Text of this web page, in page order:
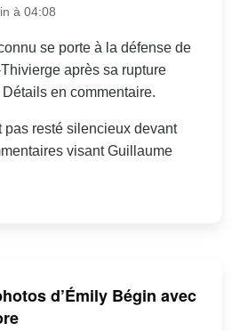
à 04:08
se porte à la défense de
après sa rupture
en commentaire.
pas resté silencieux devant
visant Guillaume
d’Émily Bégin avec